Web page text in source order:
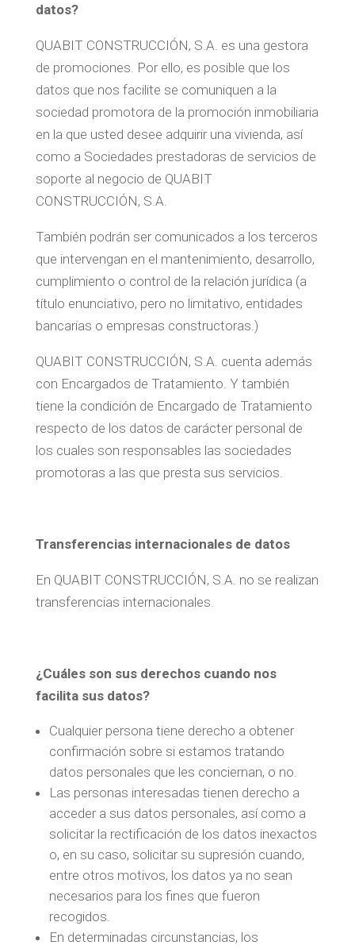
datos?
QUABIT CONSTRUCCIÓN, S.A. es una gestora
de promociones. Por ello, es posible que los
datos que nos facilite se comuniquen a la
sociedad promotora de la promoción inmobiliaria
en la que usted desee adquirir una vivienda, así
como a Sociedades prestadoras de servicios de
soporte al negocio de QUABIT
CONSTRUCCIÓN, S.A.
También podrán ser comunicados a los terceros
que intervengan en el mantenimiento, desarrollo,
cumplimiento o control de la relación jurídica (a
título enunciativo, pero no limitativo, entidades
bancarias o empresas constructoras.)
QUABIT CONSTRUCCIÓN, S.A. cuenta además
con Encargados de Tratamiento. Y también
tiene la condición de Encargado de Tratamiento
respecto de los datos de carácter personal de
los cuales son responsables las sociedades
promotoras a las que presta sus servicios.
Transferencias internacionales de datos
En QUABIT CONSTRUCCIÓN, S.A. no se realizan
transferencias internacionales.
¿Cuáles son sus derechos cuando nos
facilita sus datos?
Cualquier persona tiene derecho a obtener
confirmación sobre si estamos tratando
datos personales que les conciernan, o no.
Las personas interesadas tienen derecho a
acceder a sus datos personales, así como a
solicitar la rectificación de los datos inexactos
o, en su caso, solicitar su supresión cuando,
entre otros motivos, los datos ya no sean
necesarios para los fines que fueron
recogidos.
En determinadas circunstancias, los